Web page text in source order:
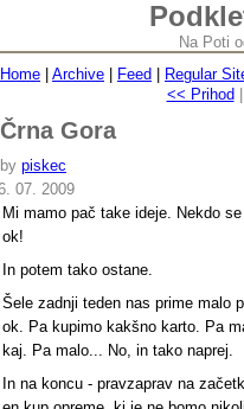
Na Poti
Home
Archive Feed
Regular
<< Prihod
Črna Gora
by piskec
07. 2009
Mi mamo pač take ideje. Nekdo
ok!
In potem tako ostane.
Šele zadnji teden nas prime malo
ok. Pa kupimo kakšno karto. Pa
kaj. Pa malo... No, in tako naprej.
In na koncu - pravzaprav na